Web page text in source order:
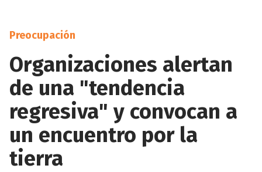
Preocupación
Organizaciones alertan
de una "tendencia
regresiva" y convocan a
un encuentro por la
tierra